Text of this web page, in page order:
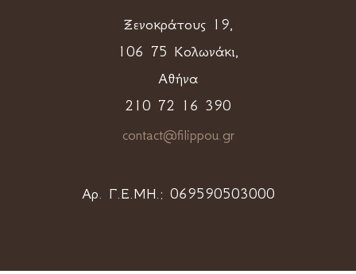
Ξενοκράτους 19,
106 75 Κολωνάκι,
Αθήνα
210 72 16 390
contact@filippou.gr
Αρ. Γ.Ε.ΜΗ.: 069590503000